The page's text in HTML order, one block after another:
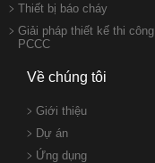
Thiết bị báo cháy
Giải pháp thiết kế thi công
PCCC
Về chúng tôi
Giới thiệu
Dự án
Ứng dụng